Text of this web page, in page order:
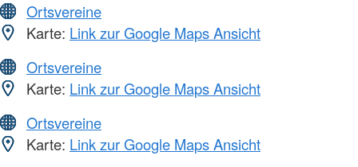
Ortsvereine
Karte: Link zur Google Maps Ansicht
Ortsvereine
Karte: Link zur Google Maps Ansicht
Ortsvereine
Karte: Link zur Google Maps Ansicht